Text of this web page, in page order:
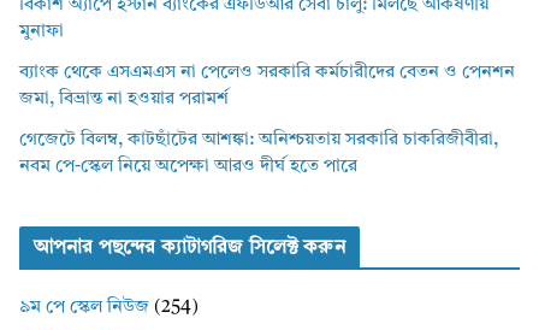
বিকাশ অ্যাপে ইস্টার্ন ব্যাংকের এফডিআর সেবা চালু: মিলছে আকর্ষণীয়
মুনাফা
ব্যাংক থেকে এসএমএস না পেলেও সরকারি কর্মচারীদের বেতন ও পেনশন
জমা, বিভ্রান্ত না হওয়ার পরামর্শ
গেজেটে বিলম্ব, কাটছাঁটের আশঙ্কা: অনিশ্চয়তায় সরকারি চাকরিজীবীরা,
নবম পে-স্কেল নিয়ে অপেক্ষা আরও দীর্ঘ হতে পারে
আপনার পছন্দের ক্যাটাগরিজ সিলেক্ট করুন
৯ম পে স্কেল নিউজ (254)